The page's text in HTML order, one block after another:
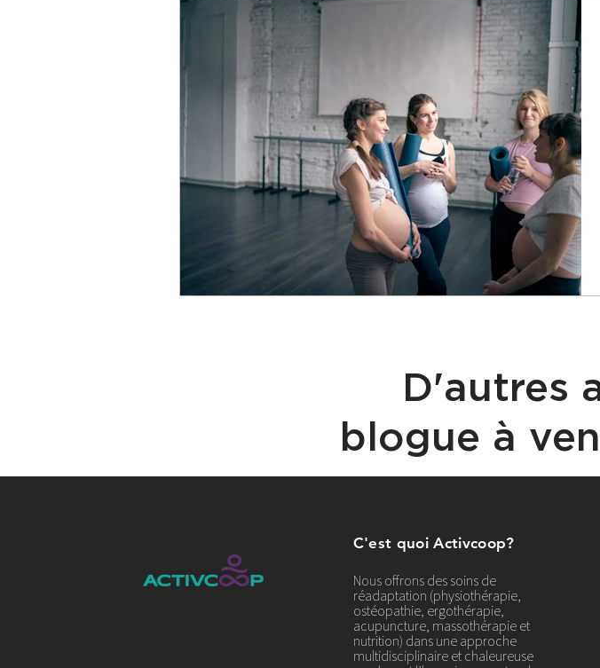
D'autres
blogue à
C'est quoi Activcoop?
Nous offrons des soins de
réadaptation (physiothérapie,
ostéopathie, ergothérapie,
acupuncture, massothérapie et
nutrition) dans une approche
multidisciplinaire et chaleureuse